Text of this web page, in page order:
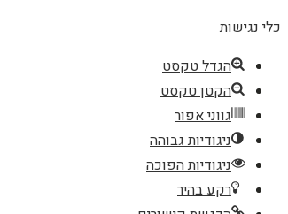
כלי נגישות
הגדל טקסט
הקטן טקסט
גווני אפור
ניגודיות גבוהה
ניגודיות הפוכה
רקע בהיר